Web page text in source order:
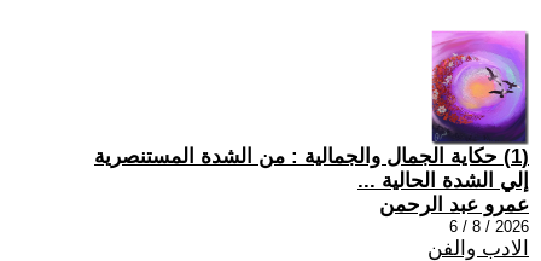
(1) حكاية الجمال والجمالية : من الشدة المستنصرية
إلي الشدة الحالية ...
عمرو عبد الرحمن
2026 / 8 / 6
الادب والفن